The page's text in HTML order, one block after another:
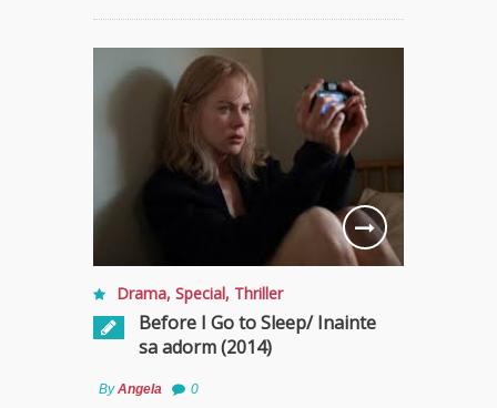
Drama, Special, Thriller
Before I Go to Sleep/ Inainte
sa adorm (2014)
ByAngela 0